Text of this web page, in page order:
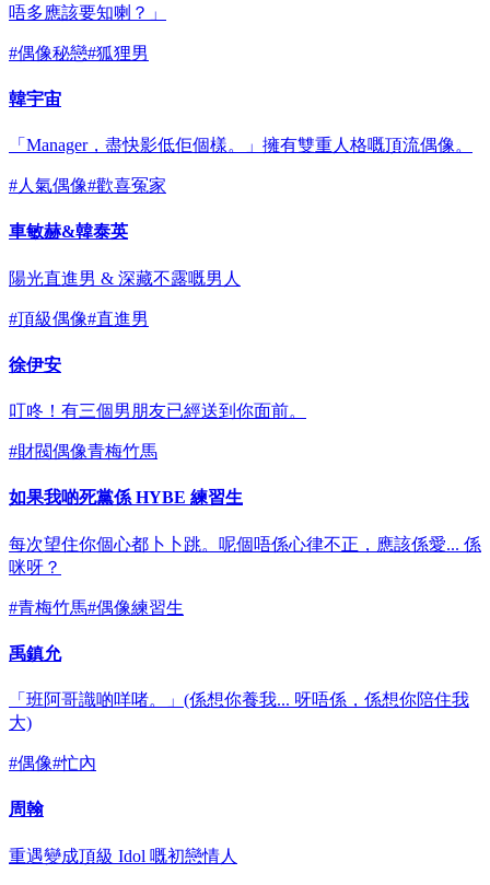
唔多應該要知喇？」
#偶像秘戀#狐狸男
韓宇宙
「Manager，盡快影低佢個樣。」擁有雙重人格嘅頂流偶像。
#人氣偶像#歡喜冤家
車敏赫&韓泰英
陽光直進男 & 深藏不露嘅男人
#頂級偶像#直進男
徐伊安
叮咚！有三個男朋友已經送到你面前。
#財閥偶像青梅竹馬
如果我啲死黨係 HYBE 練習生
每次望住你個心都卜卜跳。呢個唔係心律不正，應該係愛... 係
咪呀？
#青梅竹馬#偶像練習生
禹鎮允
「班阿哥識啲咩啫。」(係想你養我... 呀唔係，係想你陪住我
大)
#偶像#忙內
周翰
重遇變成頂級 Idol 嘅初戀情人